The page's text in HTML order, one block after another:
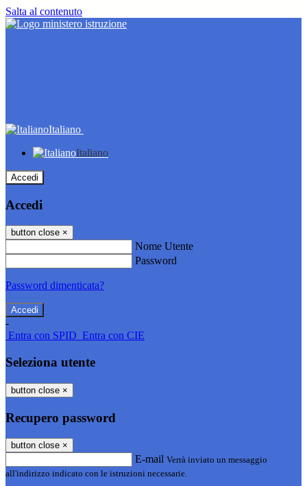
Salta al contenuto
Italiano
Italiano
Accedi
Accedi
button close ×
Nome Utente
Password
Password dimenticata?
-
Entra con SPID Entra con CIE
Seleziona utente
button close ×
Recupero password
button close ×
E-mail Verrà inviato un messaggio
all'indirizzo indicato con le istruzioni necessarie.